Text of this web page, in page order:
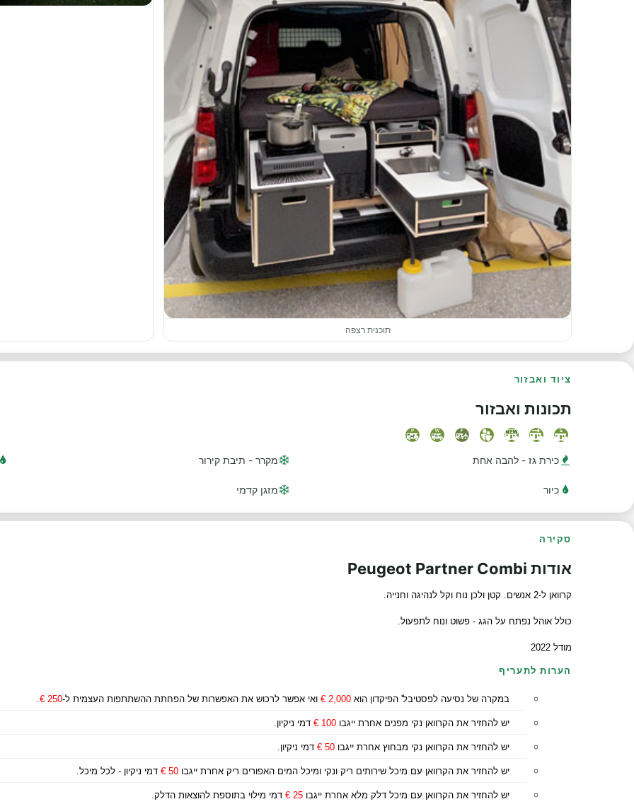
תוכנית רצפה
ציוד ואבזור
תכונות ואבזור
כירת גז - להבה אחת מקרר - תיבת קירור
כיור מזגן קדמי
סקירה
אודות Peugeot Partner Combi
קרוואן ל-2 אנשים. קטן ולכן נוח וקל לנהיגה וחנייה.
כולל אוהל נפתח על הגג - פשוט ונוח לתפעול.
מודל 2022
הערות לתעריף
במקרה של נסיעה לפסטיבל' הפיקדון הוא 2,000 € ואי אפשר לרכוש את האפשרות של הפחתת ההשתתפות העצמית ל-250 €
יש להחזיר את הקרוואן נקי מפנים אחרת ייגבו 100 € דמי ניקיון.
יש להחזיר את הקרוואן נקי מבחוץ אחרת ייגבו 50 € דמי ניקיון.
יש להחזיר את הקרוואן עם מיכל שירותים ריק ונקי ומיכל המים האפורים ריק אחרת ייגבו 50 € דמי ניקיון - לכל מיכל.
יש להחזיר את הקרוואן עם מיכל דלק מלא אחרת ייגבו 25 € דמי מילוי בתוספת להוצאות הדלק.